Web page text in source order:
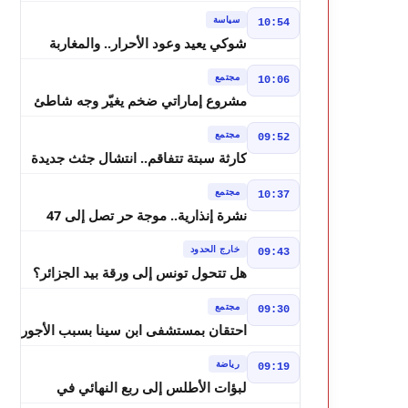
حالة سراح
10:54 سياسة
شوكي يعيد وعود الأحرار.. والمغاربة
10:06 مجتمع
مشروع إماراتي ضخم يغيّر وجه شاطئ
في شتنبر
09:52 مجتمع
كارثة سبتة تتفاقم.. انتشال جثث جديدة
10:37 مجتمع
نشرة إنذارية.. موجة حر تصل إلى 47
09:43 خارج الحدود
هل تتحول تونس إلى ورقة بيد الجزائر؟
في المغرب العربي
09:30 مجتمع
احتقان بمستشفى ابن سينا بسبب الأجور
09:19 رياضة
لبؤات الأطلس إلى ربع النهائي في